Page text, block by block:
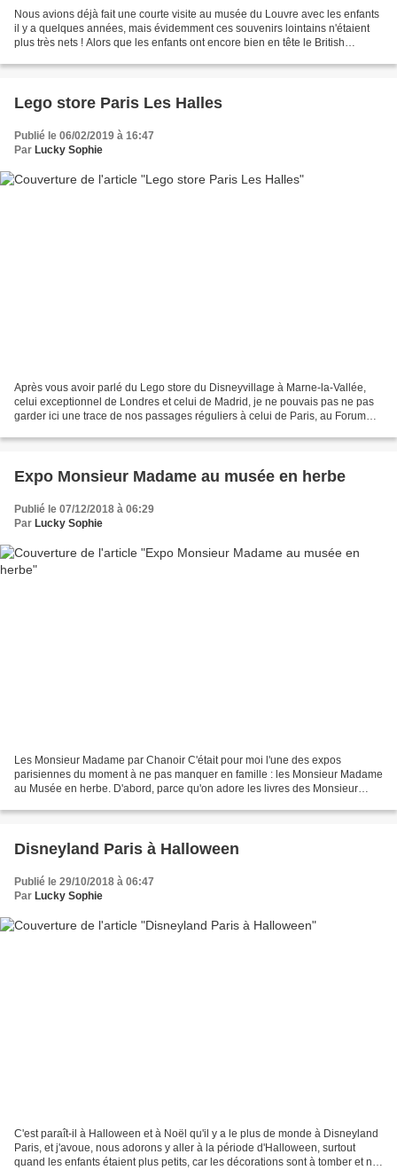
Nous avions déjà fait une courte visite au musée du Louvre avec les enfants
il y a quelques années, mais évidemment ces souvenirs lointains n'étaient
plus très nets ! Alors que les enfants ont encore bien en tête le British
Lego store Paris Les Halles
Publié le 06/02/2019 à 16:47
Par Lucky Sophie
Après vous avoir parlé du Lego store du Disneyvillage à Marne-la-Vallée,
celui exceptionnel de Londres et celui de Madrid, je ne pouvais pas ne pas
garder ici une trace de nos passages réguliers à celui de Paris, au Forum
Expo Monsieur Madame au musée en herbe
Publié le 07/12/2018 à 06:29
Par Lucky Sophie
Les Monsieur Madame par Chanoir C'était pour moi l'une des expos
parisiennes du moment à ne pas manquer en famille : les Monsieur Madame
au Musée en herbe. D'abord, parce qu'on adore les livres des Monsieur
Disneyland Paris à Halloween
Publié le 29/10/2018 à 06:47
Par Lucky Sophie
C'est paraît-il à Halloween et à Noël qu'il y a le plus de monde à Disneyland
Paris, et j'avoue, nous adorons y aller à la période d'Halloween, surtout
quand les enfants étaient plus petits, car les décorations sont à tomber et ne